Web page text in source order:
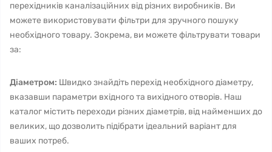
перехідників каналізаційних від різних виробників. Ви
можете використовувати фільтри для зручного пошуку
необхідного товару. Зокрема, ви можете фільтрувати товари
за:
Діаметром: Швидко знайдіть перехід необхідного діаметру,
вказавши параметри вхідного та вихідного отворів. Наш
каталог містить переходи різних діаметрів, від найменших до
великих, що дозволить підібрати ідеальний варіант для
ваших потреб.